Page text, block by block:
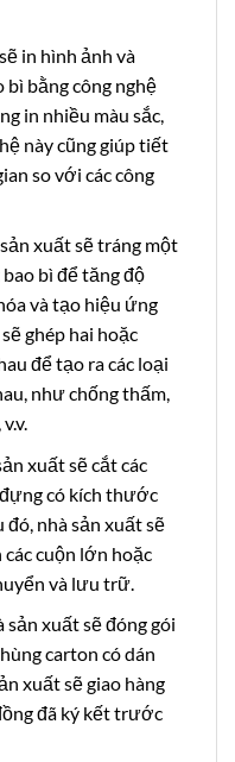
in hình ảnh và
bằng công nghệ
in nhiều màu sắc,
này cũng giúp tiết
so với các công
xuất sẽ tráng một
bì để tăng độ
và tạo hiệu ứng
ghép hai hoặc
để tạo ra các loại
như chống thấm,
xuất sẽ cắt các
có kích thước
đó, nhà sản xuất sẽ
cuộn lớn hoặc
và lưu trữ.
sản xuất sẽ đóng gói
carton có dán
xuất sẽ giao hàng
đã ký kết trước